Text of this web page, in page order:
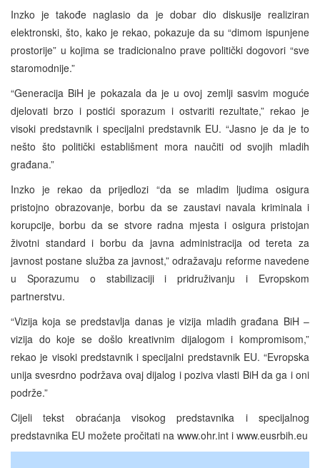
Inzko je takođe naglasio da je dobar dio diskusije realiziran
elektronski, što, kako je rekao, pokazuje da su “dimom ispunjene
prostorije” u kojima se tradicionalno prave politički dogovori “sve
staromodnije.”
“Generacija BiH je pokazala da je u ovoj zemlji sasvim moguće
djelovati brzo i postići sporazum i ostvariti rezultate,” rekao je
visoki predstavnik i specijalni predstavnik EU. “Jasno je da je to
nešto što politički establišment mora naučiti od svojih mladih
građana.”
Inzko je rekao da prijedlozi “da se mladim ljudima osigura
pristojno obrazovanje, borbu da se zaustavi navala kriminala i
korupcije, borbu da se stvore radna mjesta i osigura pristojan
životni standard i borbu da javna administracija od tereta za
javnost postane služba za javnost,” odražavaju reforme navedene
u Sporazumu o stabilizaciji i pridruživanju i Evropskom
partnerstvu.
“Vizija koja se predstavlja danas je vizija mladih građana BiH –
vizija do koje se došlo kreativnim dijalogom i kompromisom,”
rekao je visoki predstavnik i specijalni predstavnik EU. “Evropska
unija svesrdno podržava ovaj dijalog i poziva vlasti BiH da ga i oni
podrže.”
Cijeli tekst obraćanja visokog predstavnika i specijalnog
predstavnika EU možete pročitati na www.ohr.int i www.eusrbih.eu